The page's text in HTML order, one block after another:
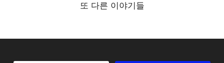
또 다른 이야기들